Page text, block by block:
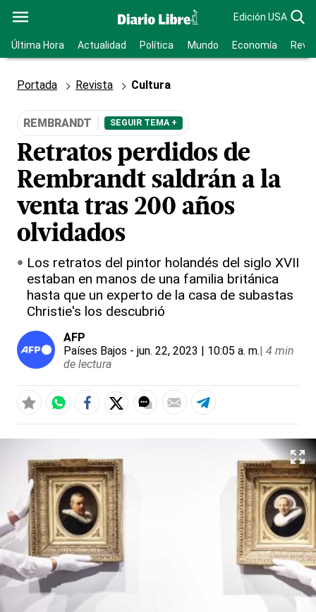
Edición USA
Última Hora Actualidad Política Mundo Economía
Portada Revista Cultura
REMBRANDT SEGUIR TEMA +
Retratos perdidos de
Rembrandt saldrán a la
venta tras 200 años
olvidados
Los retratos del pintor holandés del siglo XVII
estaban en manos de una familia británica
hasta que un experto de la casa de subastas
Christie's los descubrió
AFP
Países Bajos - jun. 22, 2023 | 10:05 a. m.| 4 min
de lectura